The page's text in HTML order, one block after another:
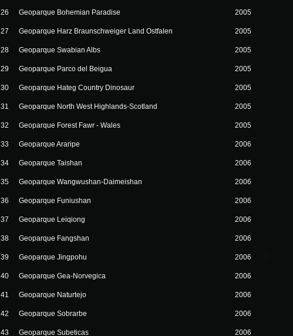
26 Geoparque Bohemian Paradise 2005
27 Geoparque Harz Braunschweiger Land Ostfalen 2005
28 Geoparque Swabian Albs 2005
29 Geoparque Parco del Beigua 2005
30 Geoparque Hateg Country Dinosaur 2005
31 Geoparque North West Highlands-Scotland 2005
32 Geoparque Forest Fawr - Wales 2005
33 Geoparque Araripe 2006
34 Geoparque Taishan 2006
35 Geoparque Wangwushan-Daimeishan 2006
36 Geoparque Funiushan 2006
37 Geoparque Leiqiong 2006
38 Geoparque Fangshan 2006
39 Geoparque Jingpohu 2006
40 Geoparque Gea-Norvegica 2006
41 Geoparque Naturtejo 2006
42 Geoparque Sobrarbe 2006
43 Geoparque Subeticas 2006